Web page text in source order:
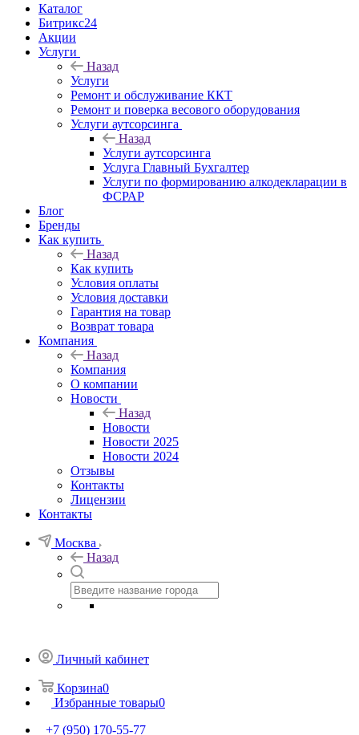
Каталог
Битрикс24
Акции
Услуги
Назад
Услуги
Ремонт и обслуживание ККТ
Ремонт и поверка весового оборудования
Услуги аутсорсинга
Назад
Услуги аутсорсинга
Услуга Главный Бухгалтер
Услуги по формированию алкодекларации в
ФСРАР
Блог
Бренды
Как купить
Назад
Как купить
Условия оплаты
Условия доставки
Гарантия на товар
Возврат товара
Компания
Назад
Компания
О компании
Новости
Назад
Новости
Новости 2025
Новости 2024
Отзывы
Контакты
Лицензии
Контакты
Москва
Назад
Личный кабинет
Корзина0
Избранные товары0
+7 (950) 170-55-77